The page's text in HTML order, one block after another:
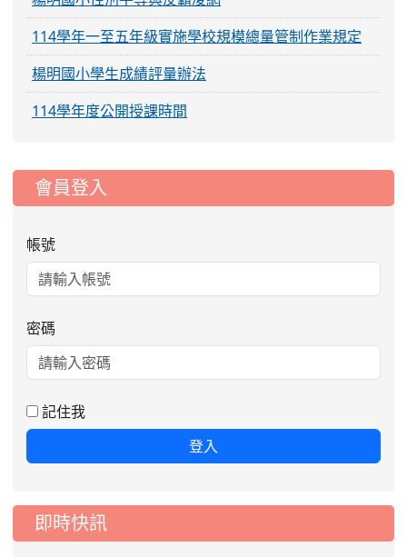
114學年一至五年級實施學校規模總量管制作業規定
楊明國小學生成績評量辦法
114學年度公開授課時間
::: 會員登入
帳號
密碼
記住我
登入
即時快訊